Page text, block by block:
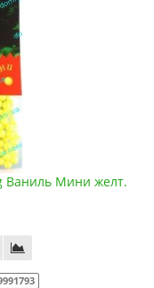
Ваниль Мини желт.